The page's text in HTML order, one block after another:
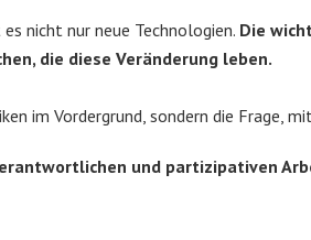
nicht nur neue Technologien. Die
die diese Veränderung leben.
im Vordergrund, sondern die Frage,
und partizipativen